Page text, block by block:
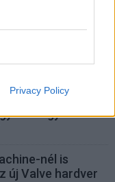
Privacy Policy
az anti-
az úgynevezett
a Linux, de a
kicsit gyanúsak
nél is
új Valve hardver